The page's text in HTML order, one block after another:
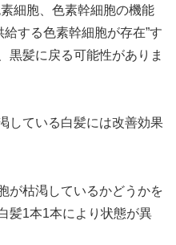
細胞、色素幹細胞の機能
給する色素幹細胞が存在”す
黒髪に戻る可能性がありま
している白髪には改善効果
が枯渇しているかどうかを
髪1本1本により状態が異